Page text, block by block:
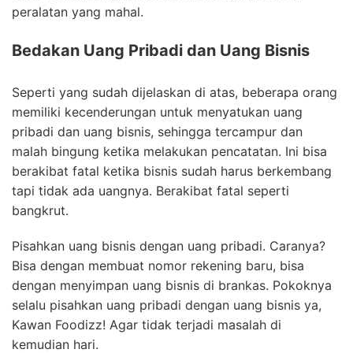
peralatan yang mahal.
Bedakan Uang Pribadi dan Uang Bisnis
Seperti yang sudah dijelaskan di atas, beberapa orang
memiliki kecenderungan untuk menyatukan uang
pribadi dan uang bisnis, sehingga tercampur dan
malah bingung ketika melakukan pencatatan. Ini bisa
berakibat fatal ketika bisnis sudah harus berkembang
tapi tidak ada uangnya. Berakibat fatal seperti
bangkrut.
Pisahkan uang bisnis dengan uang pribadi. Caranya?
Bisa dengan membuat nomor rekening baru, bisa
dengan menyimpan uang bisnis di brankas. Pokoknya
selalu pisahkan uang pribadi dengan uang bisnis ya,
Kawan Foodizz! Agar tidak terjadi masalah di
kemudian hari.